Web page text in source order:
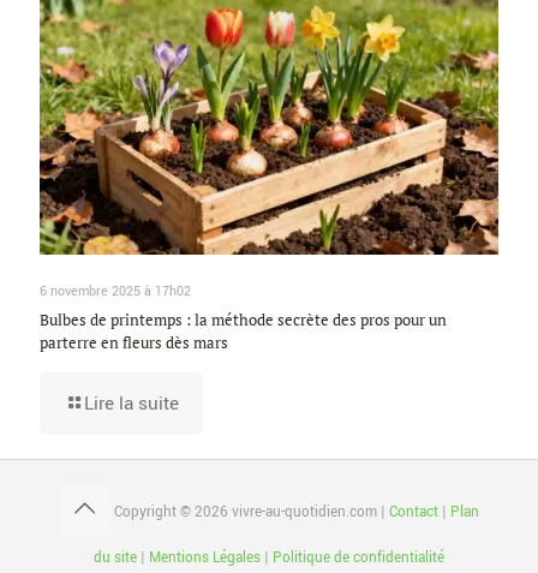
6 novembre 2025 à 17h02
Bulbes de printemps : la méthode secrète des pros pour un
parterre en fleurs dès mars
Lire la suite
Copyright © 2026 vivre-au-quotidien.com | Contact| Plan
du site | Mentions Légales | Politique de confidentialité